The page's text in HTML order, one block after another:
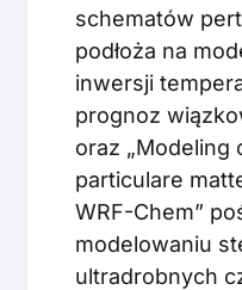
schematów
podłoża na
inwersji
prognoz
oraz „Modeling
particulare
WRF-Chem”
modelowaniu
ultradrobnych